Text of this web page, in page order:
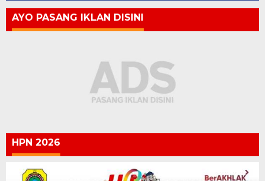
AYO PASANG IKLAN DISINI
HPN 2026